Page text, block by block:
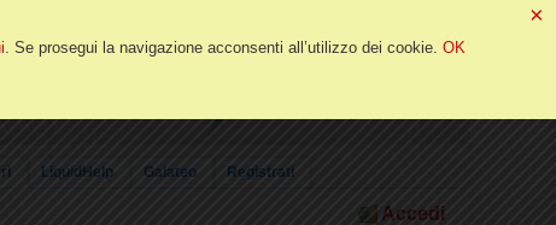
×
. Se prosegui la navigazione acconsenti all’utilizzo dei cookie. OK
LiquidHelp Galateo Registrati
Accedi